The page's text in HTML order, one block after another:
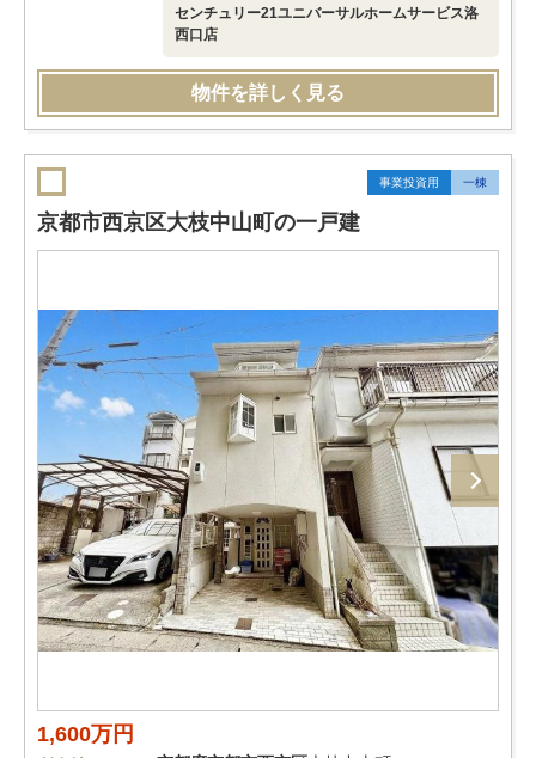
センチュリー21ユニバーサルホームサービス洛
西口店
物件を詳しく見る
事業投資用 一棟
京都市西京区大枝中山町の一戸建
1,600万円